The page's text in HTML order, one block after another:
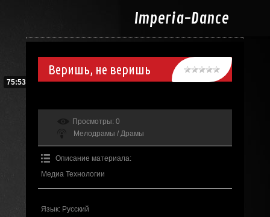
Imperia-Dance
Веришь, не веришь
75:53
Просмотры: 0
Мелодрамы / Драмы
Описание материала:
Медиа Технологии
Язык: Русский